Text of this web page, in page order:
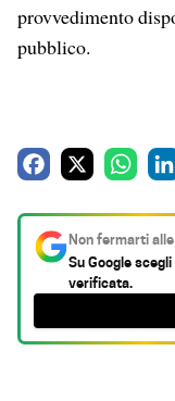
provvedimento
pubblico.
c
e
b
o
X
W
t
s
A
Non fermarti
Su Google scegli
verificata.